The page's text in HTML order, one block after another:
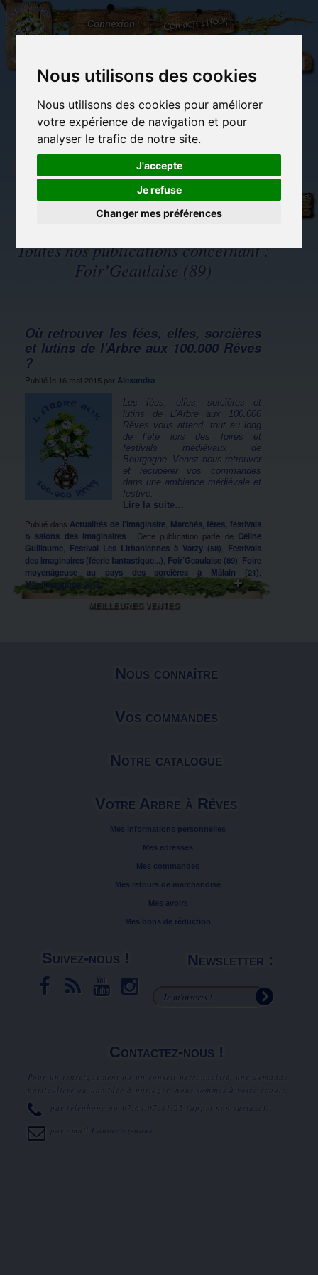
Nous utilisons des cookies
Nous utilisons des cookies pour améliorer
votre expérience de navigation et pour
analyser le trafic de notre site.
J'accepte
Je refuse
Changer mes préférences
L'Arbre
aux
100.000
Connexion Contactez-nous
(vide)
imaginaires
Carterie
papeterie
originale
manuelles,
détente et jeux
Objets déco et
cadeaux
Du côté du
Toutes nos publications concernant :
Foir’Geaulaise (89)
Où retrouver les fées, elfes, sorcières
et lutins de l’Arbre aux 100.000 Rêves
?
Publié le 16 mai 2015 par Alexandra
Les fées, elfes, sorcières et
lutins de L’Arbre aux 100.000
Rêves vous attend, tout au long
de l’été lors des foires et
festivals médiévaux de
Bourgogne. Venez nous retrouver
et récupérer vos commandes
dans une ambiance médiévale et
festive.
Lire la suite…
Publié dans Actualités de l'imaginaire, Marchés, fêtes, festivals
& salons des imaginaires | Cette publication parle de Céline
Guillaume Festival Les Lithaniennes à Varzy (58)
Festivals
des imaginaires (féerie fantastique...) Foir’Geaulaise (89) Foire
moyenâgeuse au pays des sorcières à Mâlain (21)
Manifestations 2015
MEILLEURES VENTES
Nous connaître
Vos commandes
Notre catalogue
Votre Arbre à Rêves
Mes informations personnelles
Mes adresses
Mes commandes
Mes retours de marchandise
Mes avoirs
Mes bons de réduction
Suivez-nous ! Newsletter :
Contactez-nous !
Pour un renseignement ou un conseil personnalisé, une demande
particulière ou une idée à partager, nous sommes à votre écoute.
par téléphone au
07.64.07.81.25 (appel non surtaxé).
par email Contactez-nous